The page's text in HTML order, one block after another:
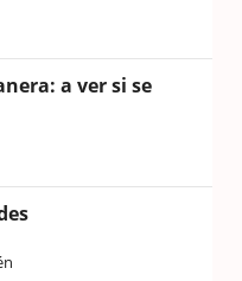
a ver si se